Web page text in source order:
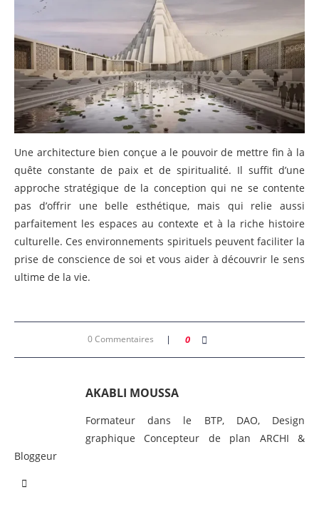
Une architecture bien conçue a le pouvoir de mettre fin à la
quête constante de paix et de spiritualité. Il suffit d’une
approche stratégique de la conception qui ne se contente
pas d’offrir une belle esthétique, mais qui relie aussi
parfaitement les espaces au contexte et à la riche histoire
culturelle. Ces environnements spirituels peuvent faciliter la
prise de conscience de soi et vous aider à découvrir le sens
ultime de la vie.
0 Commentaires 0
AKABLI MOUSSA
Formateur dans le BTP, DAO, Design
graphique Concepteur de plan ARCHI &
Bloggeur